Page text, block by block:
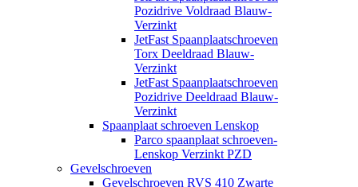
Pozidrive Voldraad Blauw-
Verzinkt
JetFast Spaanplaatschroeven
Torx Deeldraad Blauw-
Verzinkt
JetFast Spaanplaatschroeven
Pozidrive Deeldraad Blauw-
Verzinkt
Spaanplaat schroeven Lenskop
Parco spaanplaat schroeven-
Lenskop Verzinkt PZD
Gevelschroeven
Gevelschroeven RVS 410 Zwarte